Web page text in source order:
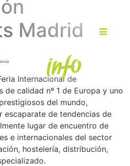
Madrid
Internacional de
de calidad nº 1 de Europa y uno
del mundo,
escaparate de tendencias de
lugar de encuentro de
e internacionales del sector
hostelería, distribución,